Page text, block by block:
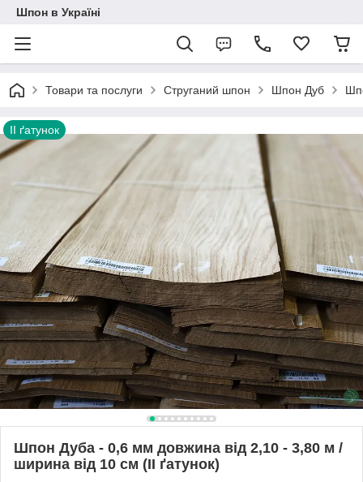
Шпон в Україні
Товари та послуги Струганий шпон Шпон Дуб
II ґатунок
Шпон Дуба - 0,6 мм довжина від 2,10 - 3,80 м /
ширина від 10 см (IІ ґатунок)